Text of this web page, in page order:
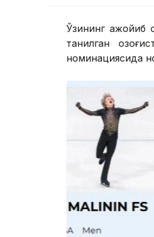
Ўзининг ажойиб
танилган
номинациясида